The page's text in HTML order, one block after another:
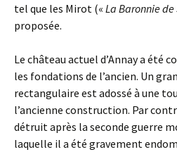
tel que les Mirot (« La Baronnie
proposée.
Le château actuel d’Annay a été
les fondations de l’ancien. Un
rectangulaire est adossé à une
l’ancienne construction. Par
détruit après la seconde guerre
laquelle il a été gravement